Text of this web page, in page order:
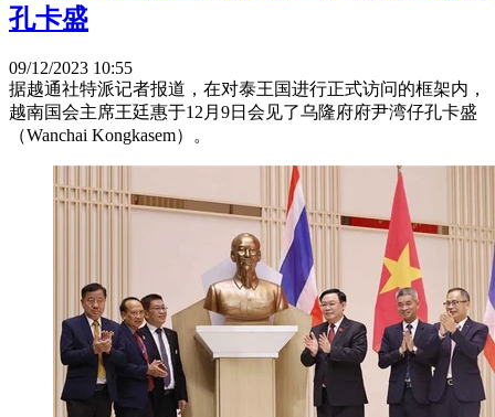
孔卡盛
09/12/2023 10:55
据越通社特派记者报道，在对泰王国进行正式访问的框架内，
越南国会主席王廷惠于12月9日会见了乌隆府府尹湾仔孔卡盛
（Wanchai Kongkasem）。